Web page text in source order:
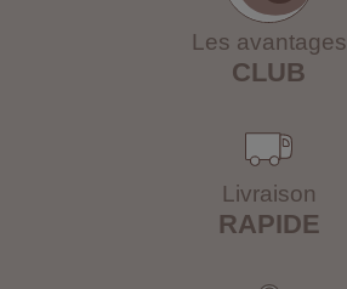
Les avantages
CLUB
Livraison
RAPIDE